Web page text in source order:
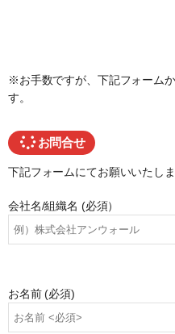
※お手数ですが、下記フォーム
す。
お問合せ
下記フォームにてお願いいたしま
会社名/組織名 (必須）
お名前(必須)